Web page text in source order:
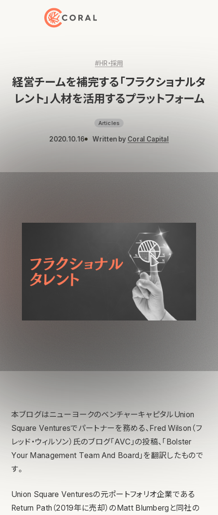
トップページへ戻る
#HR・採用
経営チームを補完する「フラクショナルタ
レント」人材を活用するプラットフォーム
Articles
2020.10.16 Written by Coral Capital
本ブログはニューヨークのベンチャーキャピタルUnion
Square Venturesでパートナーを務める、Fred Wilson（フ
レッド・ウィルソン）氏のブログ「AVC」の投稿、「Bolster
Your Management Team And Board」を翻訳したもので
す。
Union Square Venturesの元ポートフォリオ企業である
Return Path（2019年に売却）のMatt Blumbergと同社の